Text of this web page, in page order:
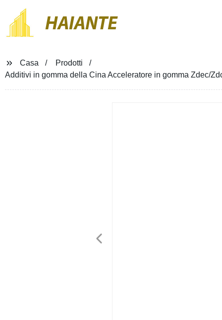
HAIANTE
Casa
Prodotti
Additivi in gomma della Cina Acceleratore in gomma Zdec/